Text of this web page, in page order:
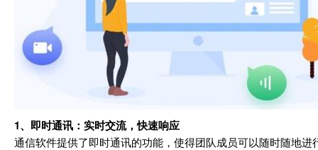
1、即时通讯：实时交流，快速响应
通信软件提供了即时通讯的功能，使得团队成员可以随时随地